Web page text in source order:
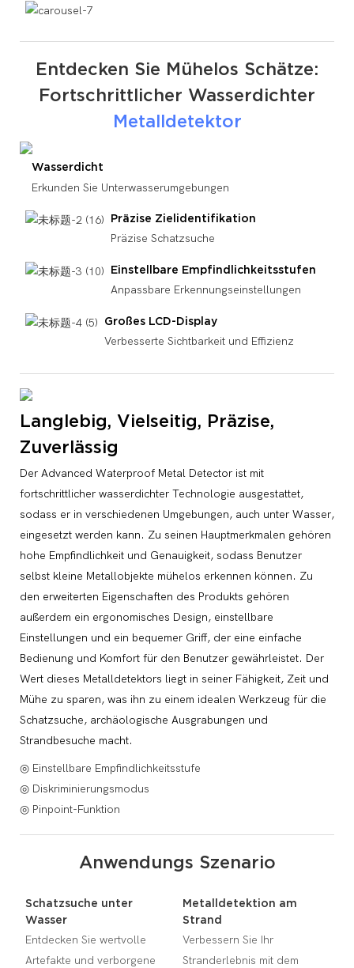
Entdecken Sie Mühelos Schätze:
Fortschrittlicher Wasserdichter
Metalldetektor
Wasserdicht
Erkunden Sie Unterwasserumgebungen
Präzise Zielidentifikation
Präzise Schatzsuche
Einstellbare Empfindlichkeitsstufen
Anpassbare Erkennungseinstellungen
Großes LCD-Display
Verbesserte Sichtbarkeit und Effizienz
Langlebig, Vielseitig, Präzise, ​​
Zuverlässig
Der Advanced Waterproof Metal Detector ist mit
fortschrittlicher wasserdichter Technologie ausgestattet,
sodass er in verschiedenen Umgebungen, auch unter Wasser,
eingesetzt werden kann. Zu seinen Hauptmerkmalen gehören
hohe Empfindlichkeit und Genauigkeit, sodass Benutzer
selbst kleine Metallobjekte mühelos erkennen können. Zu
den erweiterten Eigenschaften des Produkts gehören
außerdem ein ergonomisches Design, einstellbare
Einstellungen und ein bequemer Griff, der eine einfache
Bedienung und Komfort für den Benutzer gewährleistet. Der
Wert dieses Metalldetektors liegt in seiner Fähigkeit, Zeit und
Mühe zu sparen, was ihn zu einem idealen Werkzeug für die
Schatzsuche, archäologische Ausgrabungen und
Strandbesuche macht.
◎ Einstellbare Empfindlichkeitsstufe
◎ Diskriminierungsmodus
◎ Pinpoint-Funktion
Anwendungs Szenario
Schatzsuche unter
Wasser
Entdecken Sie wertvolle
Artefakte und verborgene
Metalldetektion am
Strand
Verbessern Sie Ihr
Stranderlebnis mit dem